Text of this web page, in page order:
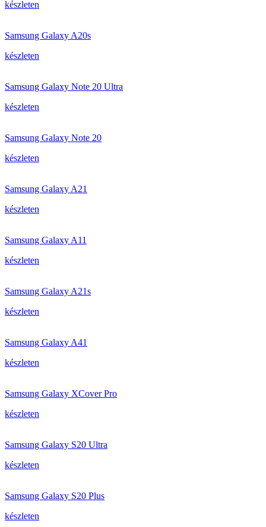
készleten
Samsung Galaxy A20s
készleten
Samsung Galaxy Note 20 Ultra
készleten
Samsung Galaxy Note 20
készleten
Samsung Galaxy A21
készleten
Samsung Galaxy A11
készleten
Samsung Galaxy A21s
készleten
Samsung Galaxy A41
készleten
Samsung Galaxy XCover Pro
készleten
Samsung Galaxy S20 Ultra
készleten
Samsung Galaxy S20 Plus
készleten